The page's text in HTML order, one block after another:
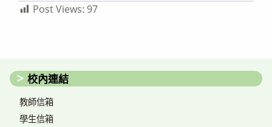
Post Views: 97
校內連結
教師信箱
學生信箱